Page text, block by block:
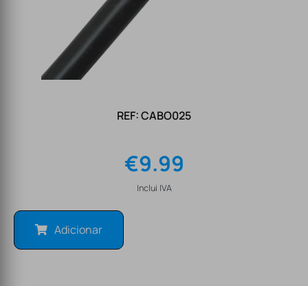
REF: CABO025
€9.99
Inclui IVA
Adicionar